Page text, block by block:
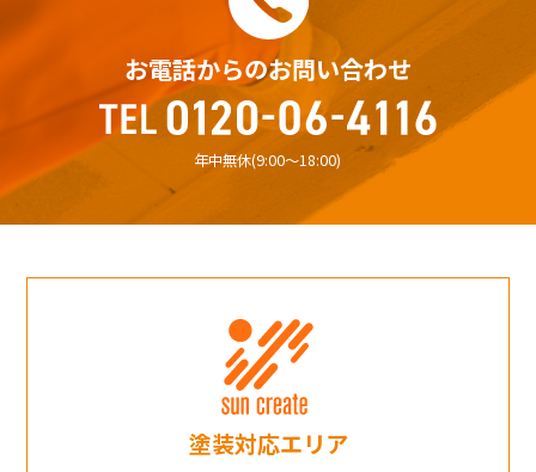
お電話からのお問い合わせ
年中無休(9:00〜18:00)
塗装対応エリア